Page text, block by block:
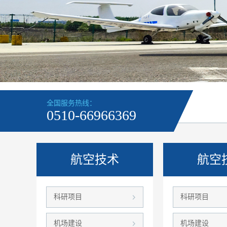
全国服务热线：
0510-66966369
航空技术
科研项目
机场建设
航空
科研项目
机场建设